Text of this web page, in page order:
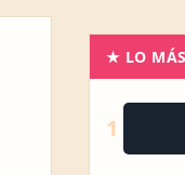
★ LO
1